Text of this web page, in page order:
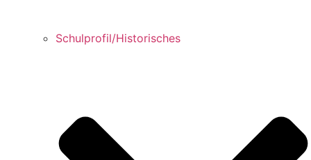
Schulprofil/Historisches